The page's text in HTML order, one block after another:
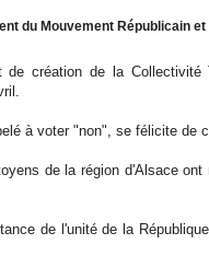
du Mouvement Républicain
création de la Collectivité
à voter "non", se félicite de
de la région d'Alsace
de l'unité de la